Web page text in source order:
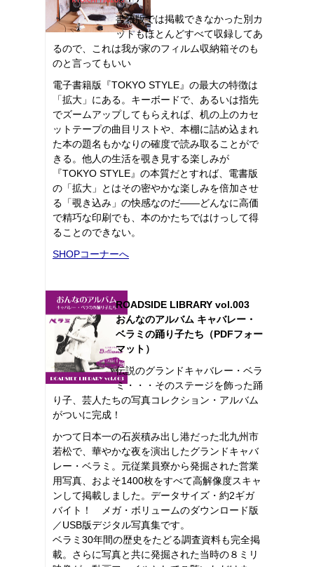
書籍版では掲載できなかった別カ
ットもほとんどすべて収録してあ
るので、これは我が家のフィルム収納箱そのも
のと言ってもいい
電子書籍版『TOKYO STYLE』の最大の特徴は
「拡大」にある。キーボードで、あるいは指先
でズームアップしてもらえれば、机の上のカセ
ットテープの曲目リストや、本棚に詰め込まれ
た本の題名もかなりの確度で読み取ることがで
きる。他人の生活を覗き見する楽しみが
『TOKYO STYLE』の本質だとすれば、電書版
の「拡大」とはその密やかな楽しみを倍加させ
る「覗き込み」の快感なのだ――どんなに高価
で精巧な印刷でも、本のかたちではけっして得
ることのできない。
SHOPコーナーへ
ROADSIDE LIBRARY vol.003
おんなのアルバム キャバレー・
ベラミの踊り子たち（PDFフォー
マット）
伝説のグランドキャバレー・ベラ
ミ・・・そのステージを飾った踊
り子、芸人たちの写真コレクション・アルバム
がついに完成！
かつて日本一の石炭積み出し港だった北九州市
若松で、華やかな夜を演出したグランドキャバ
レー・ベラミ。元従業員寮から発掘された営業
用写真、およそ1400枚をすべて高解像度スキャ
ンして掲載しました。データサイズ・約2ギガ
バイト！ メガ・ボリュームのダウンロード版
／USB版デジタル写真集です。
ベラミ30年間の歴史をたどる調査資料も完全掲
載。さらに写真と共に発掘された当時の８ミリ